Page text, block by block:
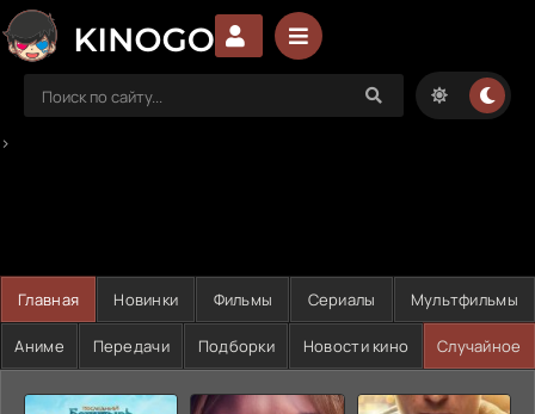
>
Главная Новинки Фильмы Сериалы Мультфильмы
Аниме Передачи Подборки Новости кино Случайное